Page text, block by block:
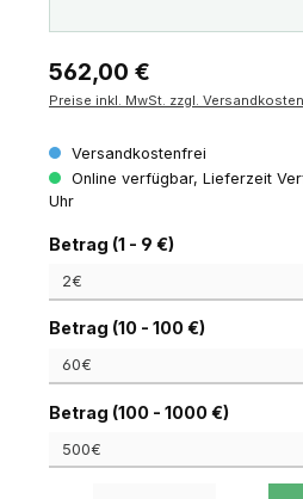
Regulärer Preis:
562,00 €
Preise inkl. MwSt. zzgl. Versandkosten
Versandkostenfrei
Online verfügbar, Lieferzeit
Uhr
Betrag (1 - 9 €)auswählen
Betrag (10 - 100 €)auswählen
Betrag (100 - 1000 €)